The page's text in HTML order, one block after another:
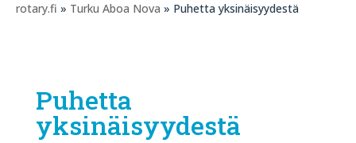
rotary.fi » Turku Aboa Nova » Puhetta yksinäisyydestä
Puhetta
yksinäisyydestä